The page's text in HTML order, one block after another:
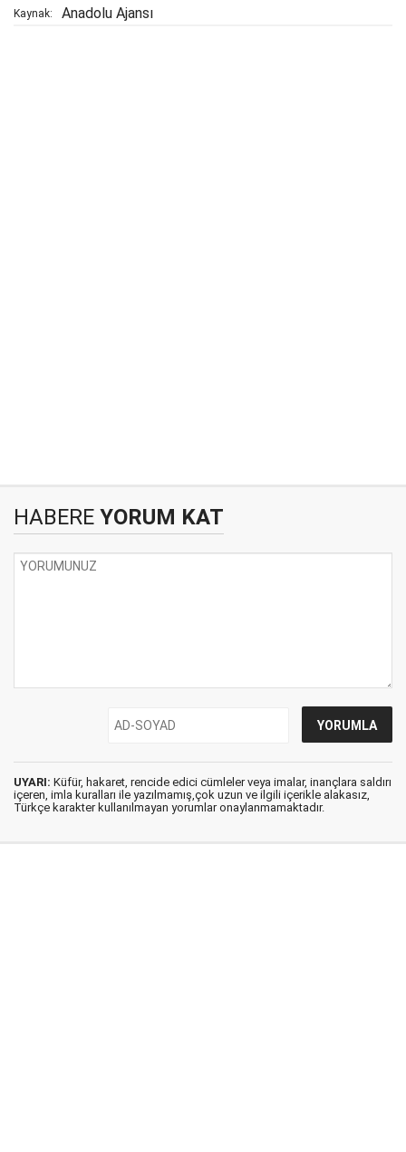
Kaynak: Anadolu Ajansı
HABERE YORUM KAT
UYARI: Küfür, hakaret, rencide edici cümleler veya imalar, inançlara saldırı
içeren, imla kuralları ile yazılmamış,çok uzun ve ilgili içerikle alakasız,
Türkçe karakter kullanılmayan yorumlar onaylanmamaktadır.